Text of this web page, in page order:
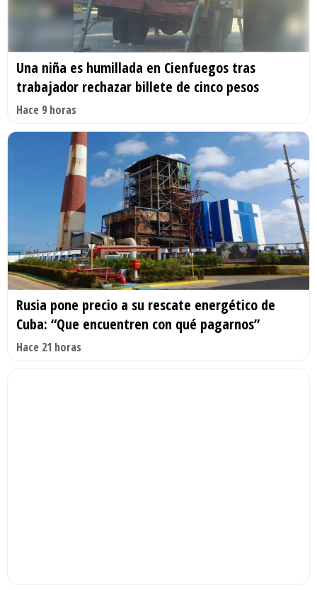
Una niña es humillada en Cienfuegos tras
trabajador rechazar billete de cinco pesos
Hace 9 horas
Rusia pone precio a su rescate energético de
Cuba: “Que encuentren con qué pagarnos”
Hace 21 horas